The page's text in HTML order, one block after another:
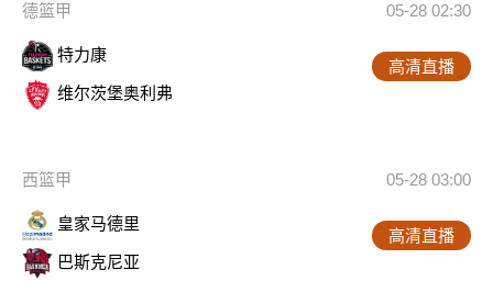
德篮甲 05-28 02:30
特力康
维尔茨堡奥利弗
高清直播
西篮甲 05-28 03:00
皇家马德里
巴斯克尼亚
高清直播